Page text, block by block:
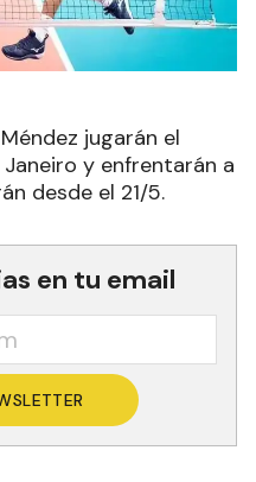
jugarán el
y enfrentarán a
desde el 21/5.
en tu email